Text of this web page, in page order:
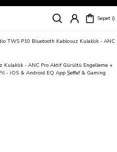
Fiyatlar
Sepet
TWS P10 Bluetooth Kablosuz Kulaklık -